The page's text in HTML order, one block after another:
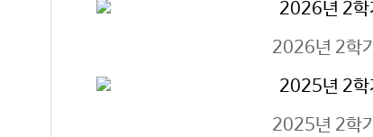
2026년 2학기
2025년 2학기